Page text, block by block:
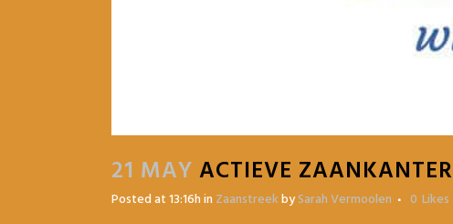
21 MAY ACTIEVE ZAANKANTER
Posted at 13:16hin ZaanstreekbySarah Vermoolen 0 Likes